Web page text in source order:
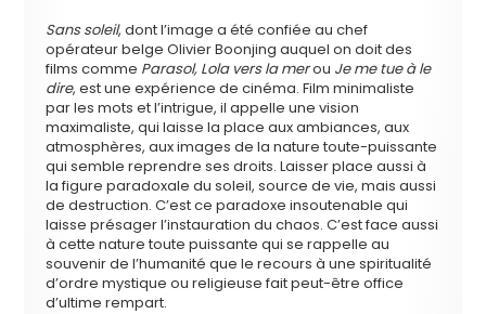
Sans soleil, dont l’image a été confiée au chef
opérateur belge Olivier Boonjing auquel on doit des
films comme Parasol, Lola vers la merou Je me tue à le
dire, est une expérience de cinéma. Film minimaliste
par les mots et l’intrigue, il appelle une vision
maximaliste, qui laisse la place aux ambiances, aux
atmosphères, aux images de la nature toute-puissante
qui semble reprendre ses droits. Laisser place aussi à
la figure paradoxale du soleil, source de vie, mais aussi
de destruction. C’est ce paradoxe insoutenable qui
laisse présager l’instauration du chaos. C’est face aussi
à cette nature toute puissante qui se rappelle au
souvenir de l’humanité que le recours à une spiritualité
d’ordre mystique ou religieuse fait peut-être office
d’ultime rempart.